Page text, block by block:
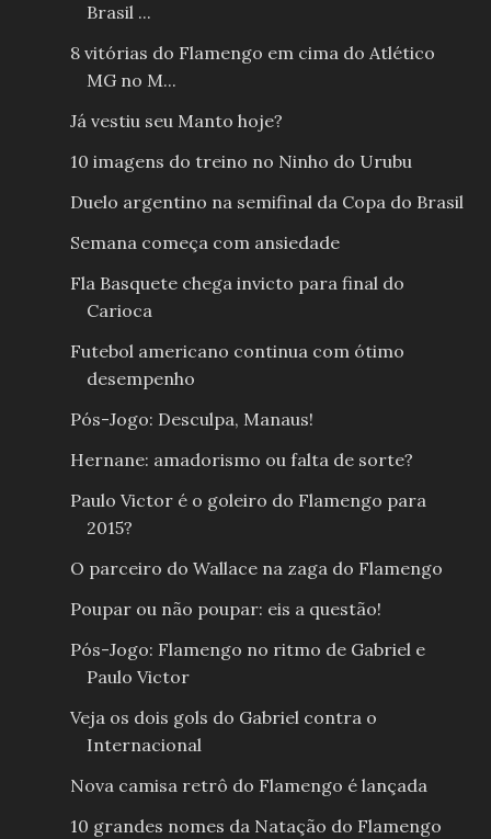
Brasil ...
8 vitórias do Flamengo em cima do Atlético
MG no M...
Já vestiu seu Manto hoje?
10 imagens do treino no Ninho do Urubu
Duelo argentino na semifinal da Copa do Brasil
Semana começa com ansiedade
Fla Basquete chega invicto para final do
Carioca
Futebol americano continua com ótimo
desempenho
Pós-Jogo: Desculpa, Manaus!
Hernane: amadorismo ou falta de sorte?
Paulo Victor é o goleiro do Flamengo para
2015?
O parceiro do Wallace na zaga do Flamengo
Poupar ou não poupar: eis a questão!
Pós-Jogo: Flamengo no ritmo de Gabriel e
Paulo Victor
Veja os dois gols do Gabriel contra o
Internacional
Nova camisa retrô do Flamengo é lançada
10 grandes nomes da Natação do Flamengo